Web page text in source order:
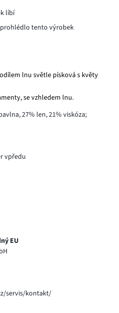
líbí
tento výrobek
lnu světle písková s květy
se vzhledem lnu.
27% len, 21% viskóza;
vpředu
EU
servis/kontakt/